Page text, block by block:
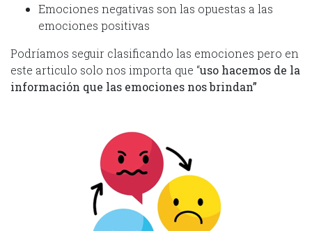
Emociones negativas son las opuestas a las
emociones positivas
Podríamos seguir clasificando las emociones pero en
este articulo solo nos importa que “uso hacemos de la
información que las emociones nos brindan”